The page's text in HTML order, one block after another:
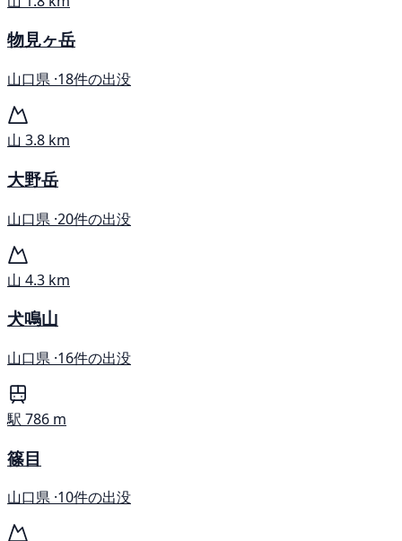
物見ヶ岳
山口県 ·18件の出没
山 3.8 km
大野岳
山口県 ·20件の出没
山 4.3 km
犬鳴山
山口県 ·16件の出没
駅 786 m
篠目
山口県 ·10件の出没